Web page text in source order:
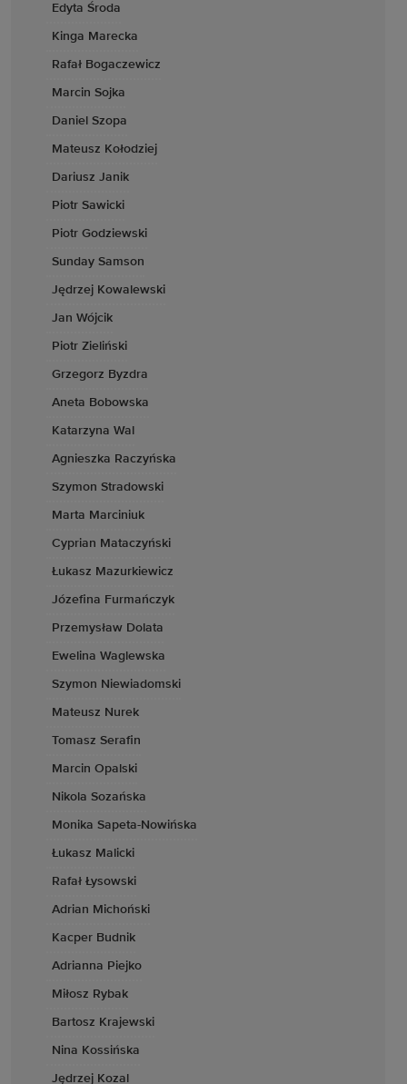
Edyta Środa
Kinga Marecka
Rafał Bogaczewicz
Marcin Sojka
Daniel Szopa
Mateusz Kołodziej
Dariusz Janik
Piotr Sawicki
Piotr Godziewski
Sunday Samson
Jędrzej Kowalewski
Jan Wójcik
Piotr Zieliński
Grzegorz Byzdra
Aneta Bobowska
Katarzyna Wal
Agnieszka Raczyńska
Szymon Stradowski
Marta Marciniuk
Cyprian Mataczyński
Łukasz Mazurkiewicz
Józefina Furmańczyk
Przemysław Dolata
Ewelina Waglewska
Szymon Niewiadomski
Mateusz Nurek
Tomasz Serafin
Marcin Opalski
Nikola Sozańska
Monika Sapeta-Nowińska
Łukasz Malicki
Rafał Łysowski
Adrian Michoński
Kacper Budnik
Adrianna Piejko
Miłosz Rybak
Bartosz Krajewski
Nina Kossińska
Jędrzej Kozal